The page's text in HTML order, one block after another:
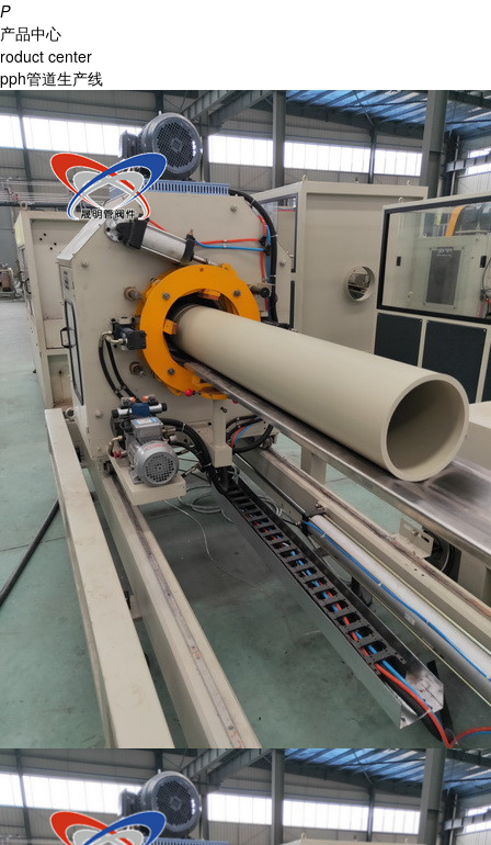
P
产品中心
roduct center
pph管道生产线